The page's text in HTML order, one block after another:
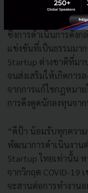
ที่เกี่ยวข้องและดำเนิ
Sandbox สำหรับธุร
ซึ่งการดำเนินการดังก
แข่งขันที่เป็นธรรมมา
Startup ต่างชาติที่มา
จนส่งเสริมให้เกิดกา
จากการแก้ไขกฎหมา
การดึงดูดนักลงทุนจา
“ดีป้า น้อมรับทุกควา
พัฒนาการดำเนินงาน
Startup ไทยเท่านั้น
จากวิกฤต COVID-19
จะสานต่อการทำงาน